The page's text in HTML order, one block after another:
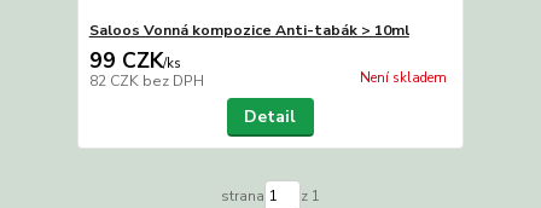
Saloos Vonná kompozice Anti-tabák > 10ml
99 CZK/ks
82 CZK bez DPH Není skladem
Detail
strana z 1